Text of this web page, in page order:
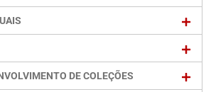
DE COLEÇÕES